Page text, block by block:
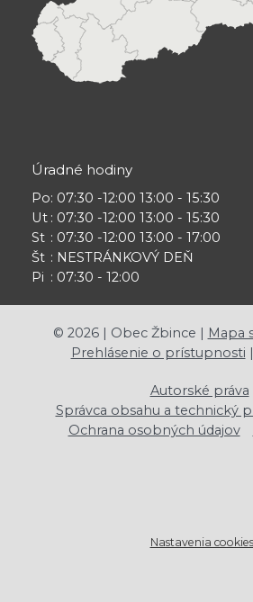
Úradné hodiny
Po
Ut
St
Št
Pi
: 07:30 -12:00 13:00 - 15:30
: 07:30 -12:00 13:00 - 15:30
: 07:30 -12:00 13:00 - 17:00
: NESTRÁNKOVÝ DEŇ
: 07:30 - 12:00
© 2026| Obec Žbince | Mapa
Prehlásenie o prístupnosti |
Autorské práva
Správca obsahu a technický
Ochrana osobných údajov
Nastavenia cookies